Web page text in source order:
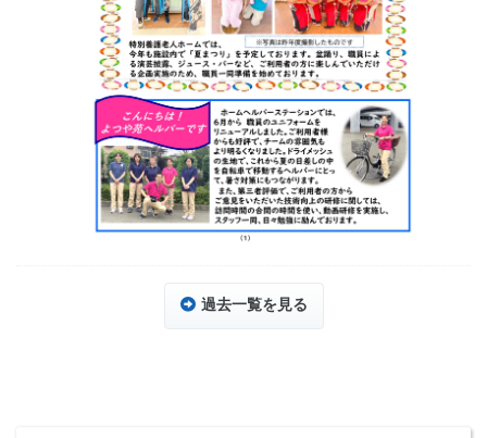
過去一覧を見る